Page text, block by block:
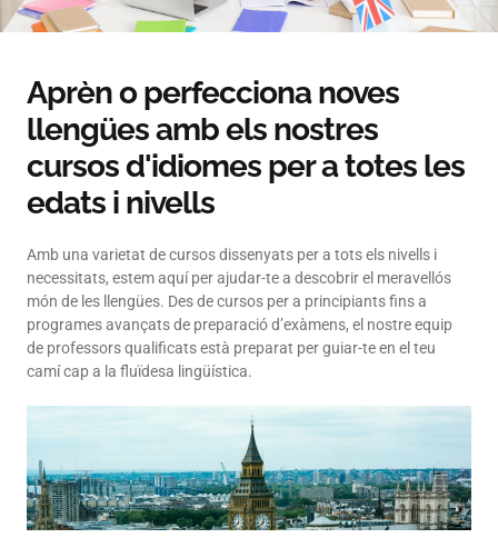
Aprèn o perfecciona noves
llengües amb els nostres
cursos d'idiomes per a totes les
edats i nivells
Amb una varietat de cursos dissenyats per a tots els nivells i
necessitats, estem aquí per ajudar-te a descobrir el meravellós
món de les llengües. Des de cursos per a principiants fins a
programes avançats de preparació d’exàmens, el nostre equip
de professors qualificats està preparat per guiar-te en el teu
camí cap a la fluïdesa lingüística.